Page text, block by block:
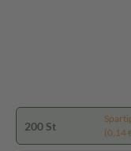
200 St
(0,14